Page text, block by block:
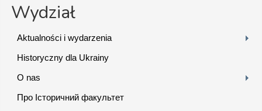
Wydział
Aktualności i wydarzenia
Historyczny dla Ukrainy
O nas
Про Історичний факультет